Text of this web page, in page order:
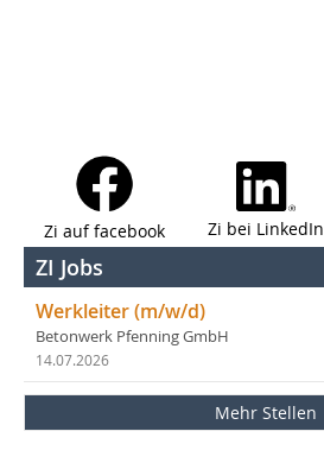
Zi auf facebook Zi bei LinkedIn
ZI Jobs
Werkleiter (m/w/d)
Betonwerk Pfenning GmbH
14.07.2026
Mehr Stellen